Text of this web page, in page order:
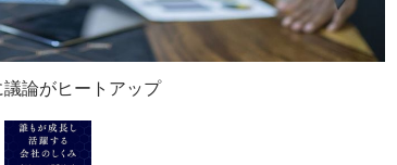
議論がヒートアップ